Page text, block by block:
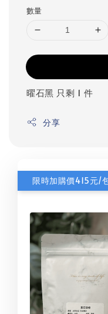
數量
曜石黑 只剩 1 件
分享